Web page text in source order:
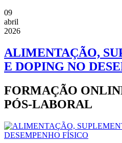
09
abril
2026
ALIMENTAÇÃO,
E DOPING NO
FORMAÇÃO
PÓS-LABORAL